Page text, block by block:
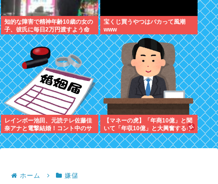
知的な障害で精神年齢10歳の女の
子、彼氏に毎日2万円渡すよう命
じられ、暴力を恐れ連日売春。客
の82歳を殺害し逮捕
宝くじ買うやつはバカって風潮
www
レインボー池田、元読テレ佐藤佳
奈アナと電撃結婚！コント中のサ
プライズ発表にジャンボ大パニッ
ク
【マネーの虎】「年商10億」と聞
いて「年収10億」と大興奮するキ
ッズに教えたい大人のリアル
ホーム 嫌儲